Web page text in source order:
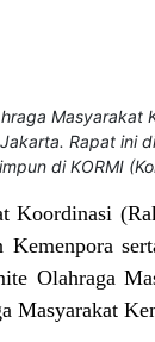
Rapat ini
di KORMI
Koordinasi
Olahraga
Masyarakat